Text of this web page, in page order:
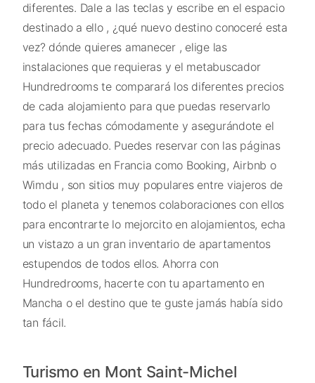
diferentes. Dale a las teclas y escribe en el espacio
destinado a ello , ¿qué nuevo destino conoceré esta
vez? dónde quieres amanecer , elige las
instalaciones que requieras y el metabuscador
Hundredrooms te comparará los diferentes precios
de cada alojamiento para que puedas reservarlo
para tus fechas cómodamente y asegurándote el
precio adecuado. Puedes reservar con las páginas
más utilizadas en Francia como Booking, Airbnb o
Wimdu , son sitios muy populares entre viajeros de
todo el planeta y tenemos colaboraciones con ellos
para encontrarte lo mejorcito en alojamientos, echa
un vistazo a un gran inventario de apartamentos
estupendos de todos ellos. Ahorra con
Hundredrooms, hacerte con tu apartamento en
Mancha o el destino que te guste jamás había sido
tan fácil.
Turismo en Mont Saint-Michel